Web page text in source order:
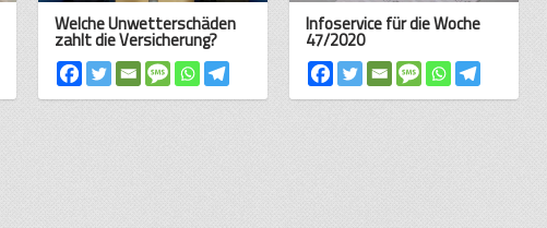
Welche Unwetterschäden
zahlt die Versicherung?
Infoservice für die Woche
47/2020